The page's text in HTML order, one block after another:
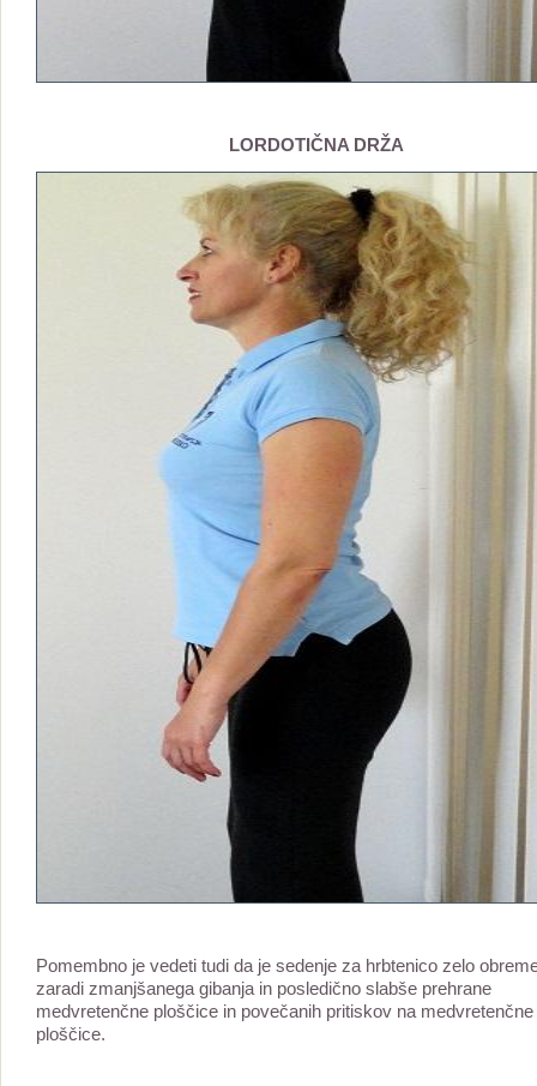
LORDOTIČNA DRŽA
Pomembno je vedeti tudi da je sedenje za hrbtenico zelo
zaradi zmanjšanega gibanja in posledično slabše prehrane
medvretenčne ploščice in povečanih pritiskov na medvretenčne
ploščice.